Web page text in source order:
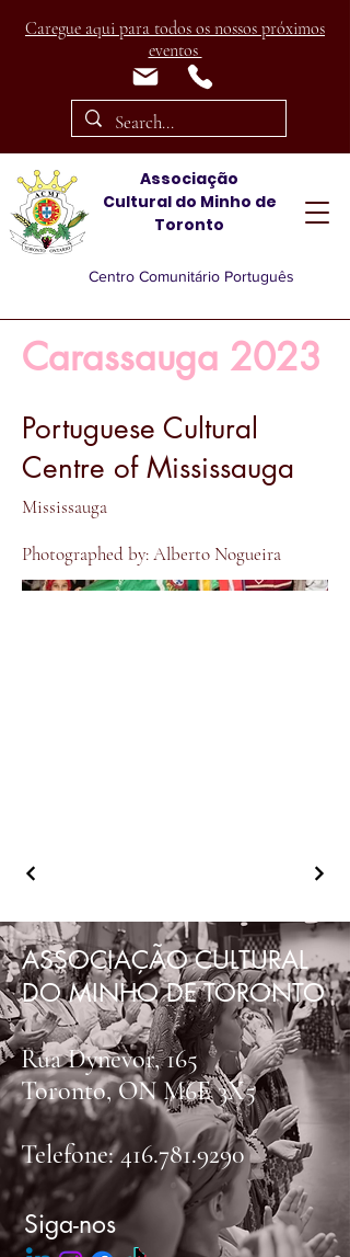
Caregue aqui para todos os nossos próximos
eventos
Associação
Cultural do Minho de
Toronto
Centro Comunitário Português
Carassauga 2023
Portuguese Cultural
Centre of Mississauga
Mississauga
Photographed by: Alberto Nogueira
ASSOCIAÇÃO CULTURAL
DO MINHO DE TORONTO
Rua Dynevor, 165
Toronto, ON M6E 3X5
Telefone:416.781.9290
Siga-nos